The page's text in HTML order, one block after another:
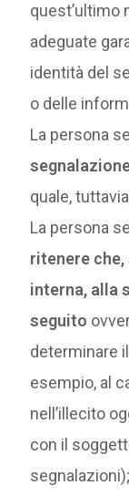
quest’ultimo
adeguate
identità del
o delle
La persona
quale,
La persona
ritenere
interna, alla
seguito
determinare
esempio, al
nell’illecito
con il
segnalazioni);